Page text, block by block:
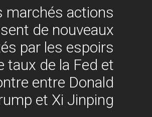
marchés actions
de nouveaux
par les espoirs
taux de la Fed et
entre Donald
et Xi Jinping